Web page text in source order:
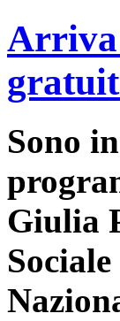
Arriva
Sono
Giulia